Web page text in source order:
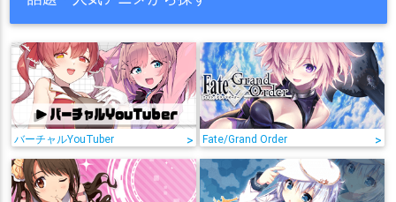
バーチャルYouTuber > Fate/Grand Order >